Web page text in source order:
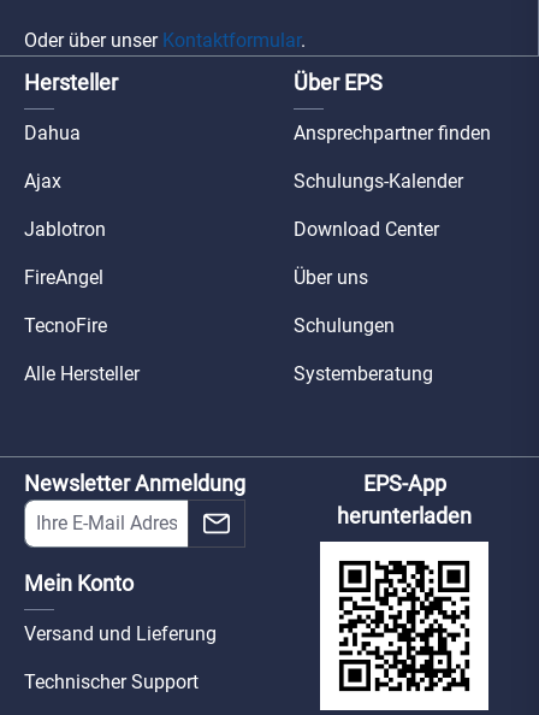
Oder über unser Kontaktformular.
Hersteller
Dahua
Ajax
Jablotron
FireAngel
TecnoFire
Alle Hersteller
Über EPS
Ansprechpartner finden
Schulungs-Kalender
Download Center
Über uns
Schulungen
Systemberatung
Newsletter Anmeldung
Mein Konto
Versand und Lieferung
Technischer Support
EPS-App
herunterladen